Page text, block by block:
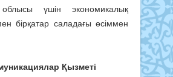
үшін экономикалық
бірқатар саладағы өсіммен
Қызметі